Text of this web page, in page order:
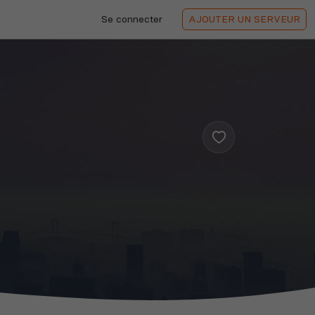
Se connecter AJOUTER UN SERVEUR